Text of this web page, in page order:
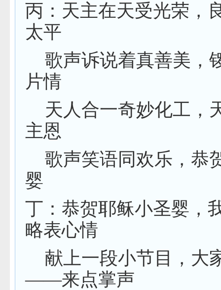
丙：天主在天受光荣，
太平
歌声诉说着真善美，
片情
天人合一奇妙化工，
主恩
歌声笑语同欢乐，恭
婴
丁：恭贺耶稣小圣婴，
略表心情
献上一段小节目，大
——来点掌声